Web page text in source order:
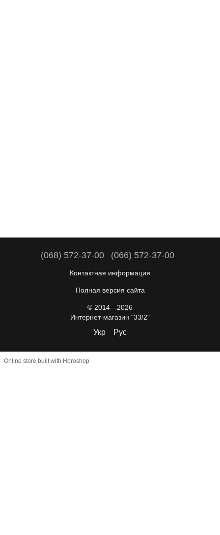
(068) 572-37-00 (066) 572-37-00
Контактная информация
Полная версия сайта
© 2014—2026
Интернет-магазин "33/2"
Укр Рус
Online store built with Horoshop